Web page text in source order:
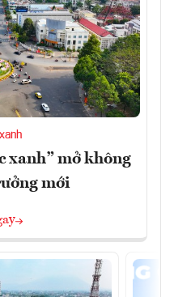
xanh” mở không
mới